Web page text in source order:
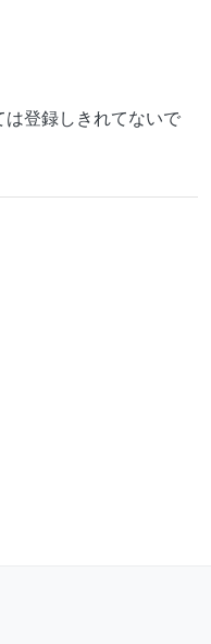
登録しきれてないで